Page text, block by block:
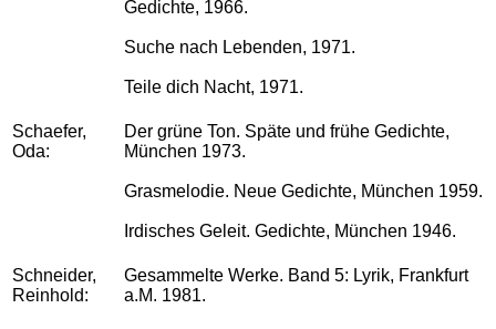
Gedichte, 1966.
Suche nach Lebenden, 1971.
Teile dich Nacht, 1971.
Schaefer,
Oda:
Der grüne Ton. Späte und frühe Gedichte,
München 1973.
Grasmelodie. Neue Gedichte, München 1959.
Irdisches Geleit. Gedichte, München 1946.
Schneider,
Reinhold:
Gesammelte Werke. Band 5: Lyrik, Frankfurt
a.M. 1981.